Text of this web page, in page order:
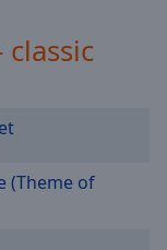
classic
(Theme of